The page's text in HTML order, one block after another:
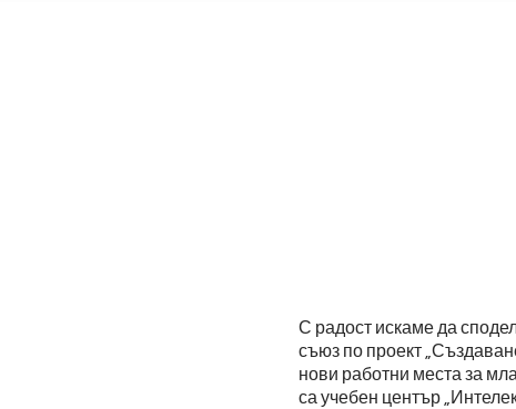
С радост искаме да
съюз по проект
нови работни места за
са учебен център